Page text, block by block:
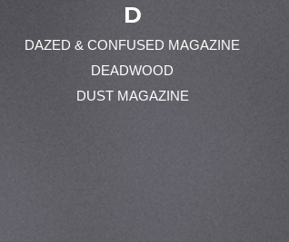
D
DAZED & CONFUSED MAGAZINE
DEADWOOD
DUST MAGAZINE